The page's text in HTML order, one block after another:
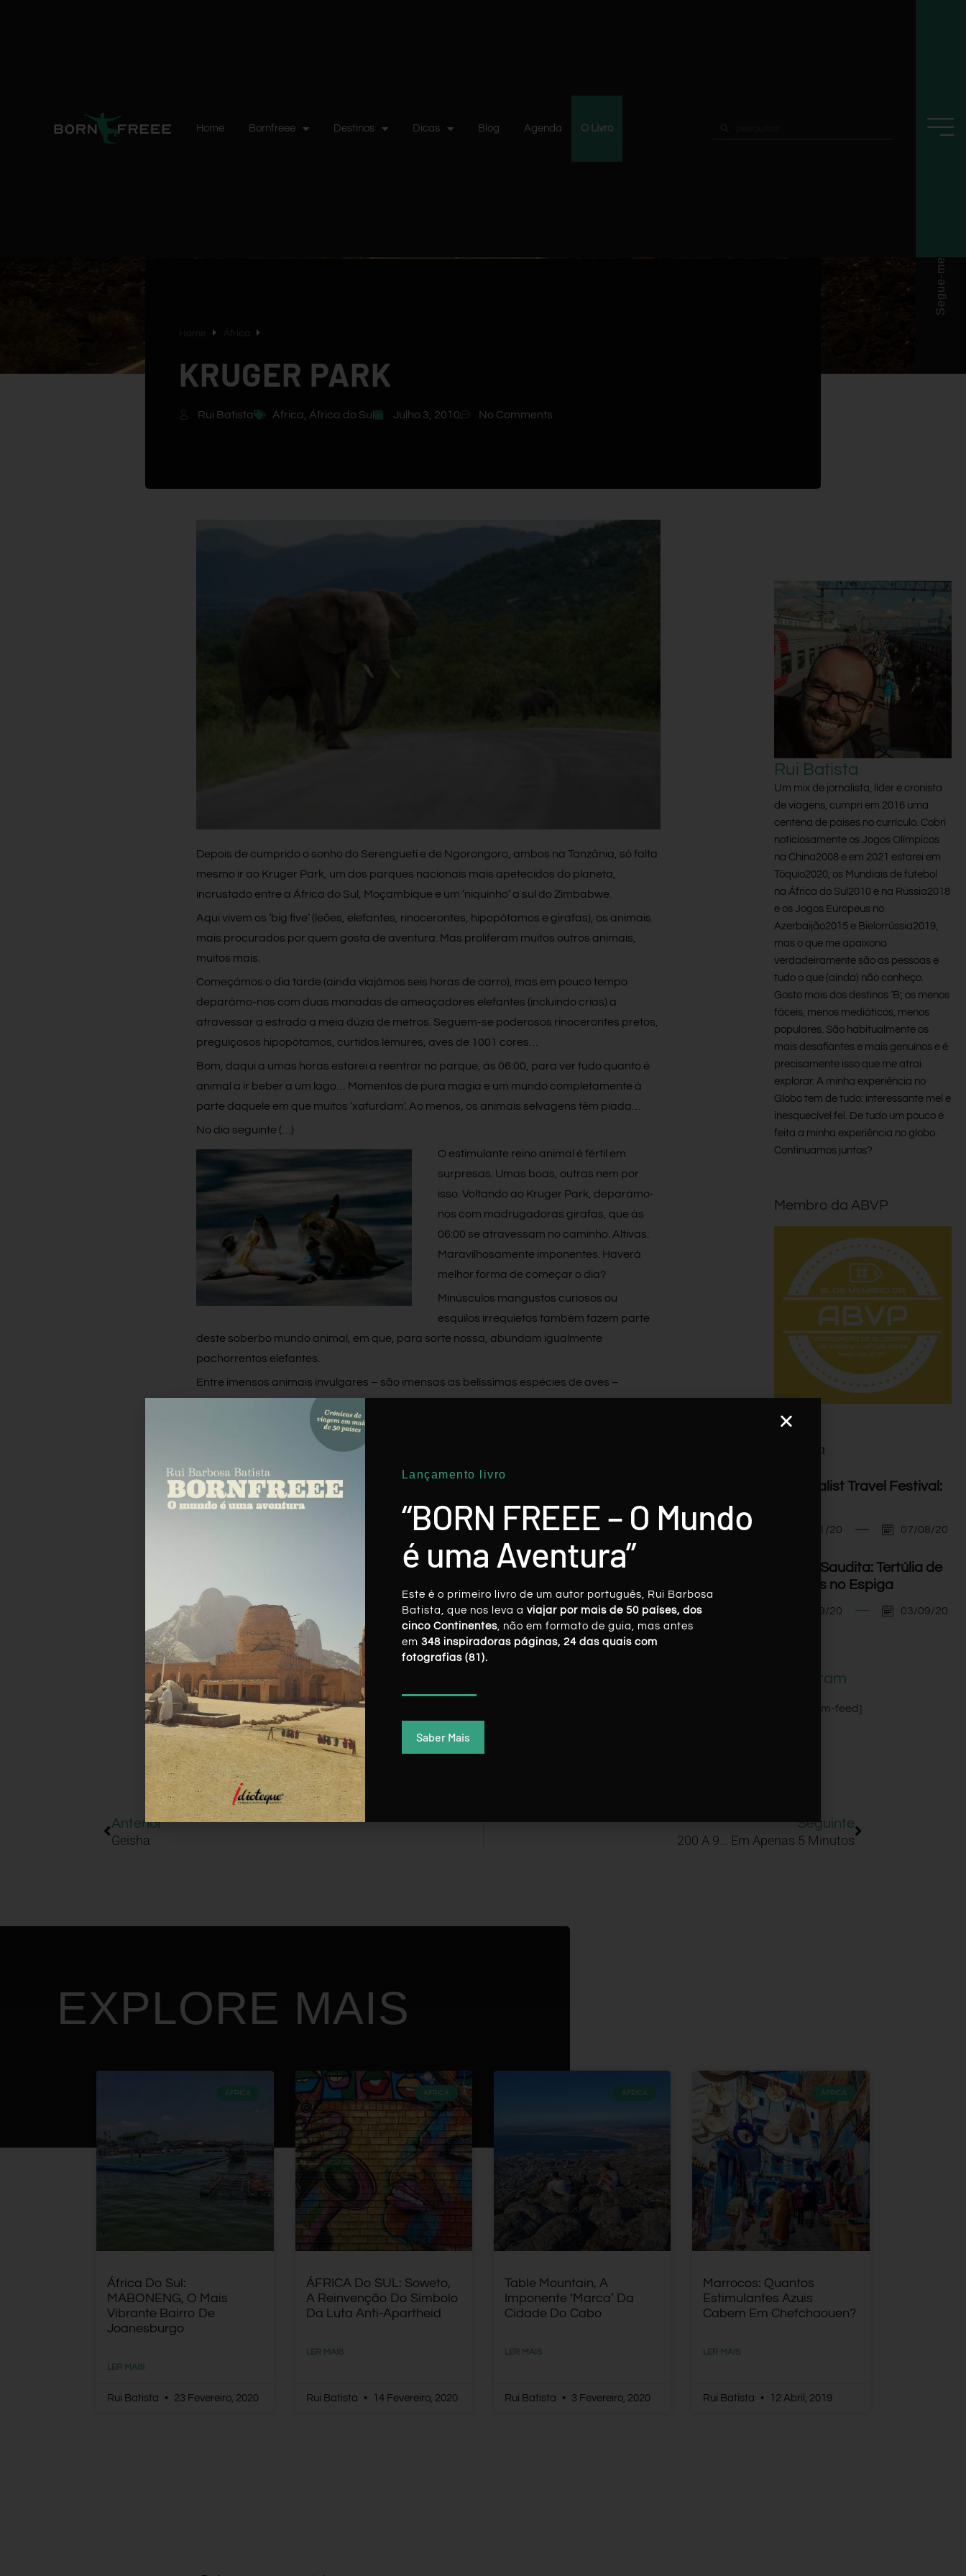
Home Bornfreee Destinos Dicas Blog Agenda O Livro
Segue-me
KRUGER PARK
Rui Batista África África do Sul Julho 3, 2010 No Comments
Depois de cumprido o sonho do Serengueti e de Ngorongoro, ambos na Tanzânia, só falta
mesmo ir ao Kruger Park, um dos parques nacionais mais apetecidos do planeta,
incrustado entre a África do Sul, Moçambique e um ‘niquinho’ a sul do Zimbabwe.
Aqui vivem os ‘big five’ (leões, elefantes, rinocerontes, hipopótamos e girafas), os animais
mais procurados por quem gosta de aventura. Mas proliferam muitos outros animais,
muitos mais.
Começámos o dia tarde (ainda viajámos seis horas de carro), mas em pouco tempo
deparámo-nos com duas manadas de ameaçadores elefantes (incluindo crias) a
atravessar a estrada a meia dúzia de metros. Seguem-se poderosos rinocerontes pretos,
preguiçosos hipopótamos, curtidos lémures, aves de 1001 cores…
Bom, daqui a umas horas estarei a reentrar no parque, às 06:00, para ver tudo quanto é
animal a ir beber a um lago… Momentos de pura magia e um mundo completamente à
parte daquele em que muitos ‘xafurdam’. Ao menos, os animais selvagens têm piada…
No dia seguinte (…)
O estimulante reino animal é fértil em
surpresas. Umas boas, outras nem por
isso. Voltando ao Kruger Park, deparámo-
nos com madrugadoras girafas, que às
06:00 se atravessam no caminho. Altivas.
Maravilhosamente imponentes. Haverá
melhor forma de começar o dia?
Minúsculos mangustos curiosos ou
esquilos irrequietos também fazem parte
deste soberbo mundo animal, em que, para sorte nossa, abundam igualmente
pachorrentos elefantes.
Entre imensos animais invulgares – são imensas as belíssimas espécies de aves –
destacou-se uma determinada espécie com um “predicado” específico. Não é
Como diz o outro, “uns têm, outros não”.
LinkedIn Pinterest
Rui Batista
Um mix de jornalista, líder e cronista
de viagens, cumpri em 2016 uma
centena de países no currículo. Cobri
noticiosamente os Jogos Olímpicos
na China2008 e em 2021 estarei em
Tóquio2020, os Mundiais de futebol
na África do Sul2010 e na Rússia2018
e os Jogos Europeus no
Azerbaijão2015 e Bielorrússia2019,
mas o que me apaixona
verdadeiramente são as pessoas e
tudo o que (ainda) não conheço.
Gosto mais dos destinos ‘B’, os menos
fáceis, menos mediáticos, menos
populares. São habitualmente os
mais desafiantes e mais genuínos e é
precisamente isso que me atrai
explorar. A minha experiência no
Globo tem de tudo: interessante mel e
inesquecível fel. De tudo um pouco é
feita a minha experiência no globo.
Continuamos juntos?
Membro da ABVP
Agenda
I Minimalist Travel Festival:
07/11/20 07/08/20
Arábia Saudita: Tertúlia de
Viagens no Espiga
03/09/20 03/09/20
Instagram
[instagram-feed]
Anterior
Geisha
Seguinte
200 A 9… Em Apenas 5 Minutos
EXPLORE MAIS
ÁFRICA
África Do Sul:
MABONENG, O Mais
Vibrante Bairro De
Joanesburgo
LER MAIS
Rui Batista 23 Fevereiro, 2020
ÁFRICA
ÁFRICA Do SUL: Soweto,
A Reinvenção Do Símbolo
Da Luta Anti-Apartheid
LER MAIS
Rui Batista 14 Fevereiro, 2020
ÁFRICA
Table Mountain, A
Imponente ‘marca’ Da
Cidade Do Cabo
LER MAIS
Rui Batista 3 Fevereiro, 2020
ÁFRICA
Marrocos: Quantos
Estimulantes Azuis
Cabem Em Chefchaouen?
LER MAIS
Rui Batista 12 Abril, 2019
Lançamento livro
“BORN FREEE – O Mundo
é uma Aventura”
Este é o primeiro livro de um autor português, Rui Barbosa
Batista, que nos leva a viajar por mais de 50 países, dos
cinco Continentes, não em formato de guia, mas antes
em 348 inspiradoras páginas, 24 das quais com
fotografias (81).
Saber Mais